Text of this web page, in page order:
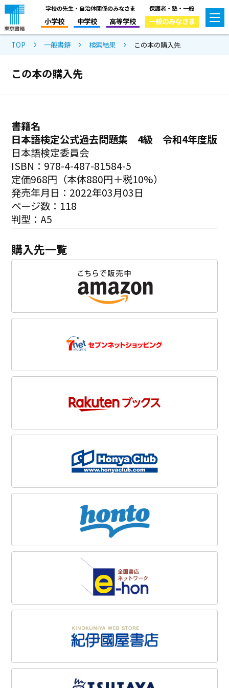
学校の先生・自治体関係のみなさま
小学校 中学校 高等学校
保護者・塾・一般
一般のみなさま
TOP 一般書籍 検索結果 この本の購入先
この本の購入先
書籍名
日本語検定公式過去問題集 4級 令和4年度版
日本語検定委員会
ISBN：978-4-487-81584-5
定価968円（本体880円＋税10%）
発売年月日：2022年03月03日
ページ数：118
判型：A5
購入先一覧